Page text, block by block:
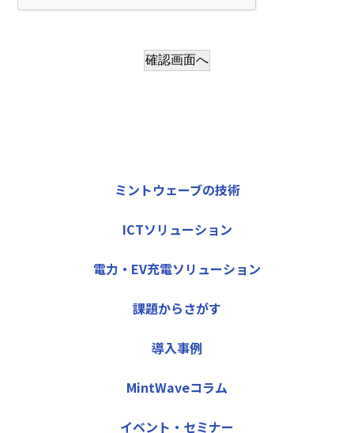
確認画面へ
ミントウェーブの技術
ICTソリューション
電力・EV充電ソリューション
課題からさがす
導入事例
MintWaveコラム
イベント・セミナー